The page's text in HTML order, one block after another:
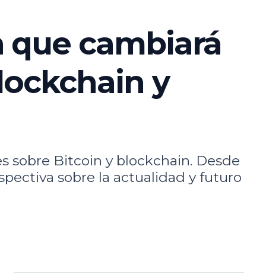
que cambiará
y
sobre Bitcoin y blockchain. Desde
sobre la actualidad y futuro